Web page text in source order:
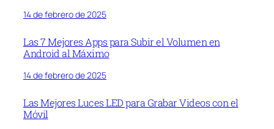
14 de febrero de 2025
Las 7 Mejores Apps para Subir el Volumen en
Android al Máximo
14 de febrero de 2025
Las Mejores Luces LED para Grabar Videos con el
Móvil